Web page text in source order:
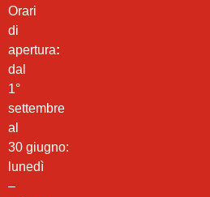
Orari
di
apertura:
dal
1°
settembre
al
30 giugno:
lunedì
–